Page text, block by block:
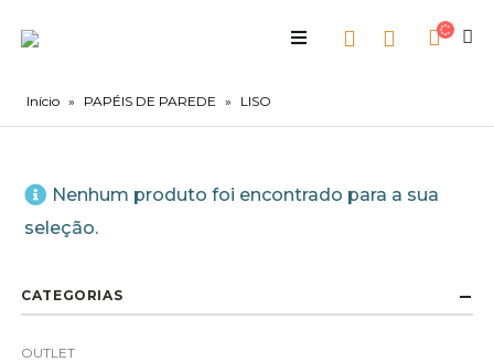
Início » PAPÉIS DE PAREDE » LISO
Nenhum produto foi encontrado para a sua
seleção.
CATEGORIAS
OUTLET